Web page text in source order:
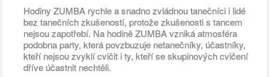
Hodiny ZUMBA rychle a snadno zvládnou tanečníci i lidé
bez tanečních zkušeností, protože zkušenosti s tancem
nejsou zapotřebí. Na hodině ZUMBA vzniká atmosféra
podobna party, která povzbuzuje netanečníky, účastníky,
kteří nejsou zvyklí cvičit i ty, kteří se skupinových cvičení
dříve účastnit nechtěli.